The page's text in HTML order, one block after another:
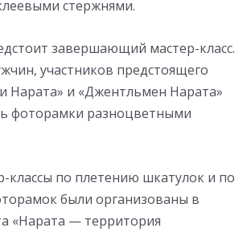
стержнями.
завершающий мастер-класс.
участников предстоящего
Нарата» и «Джентльмен Нарата»
фоторамки разноцветными
классы по плетению шкатулок и по
были организованы в
«Нарата — территория